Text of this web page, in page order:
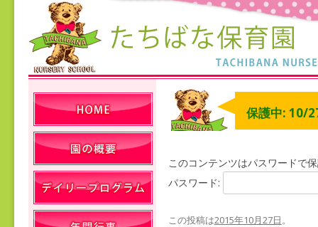
保護中: 10/
このコンテンツはパスワードで
パスワード:
この投稿は2015年10月27日。